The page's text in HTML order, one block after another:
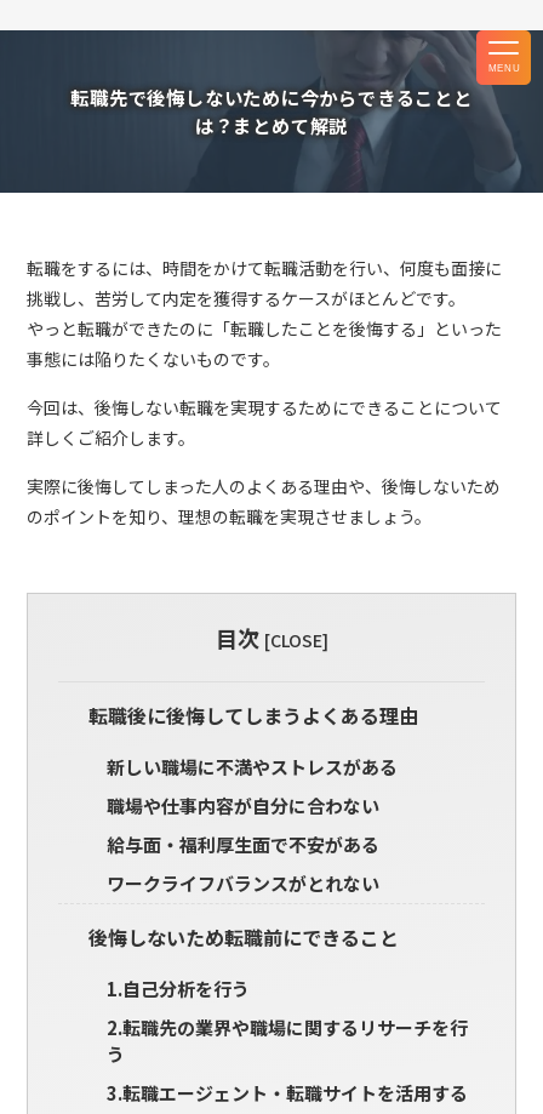
MENU
転職先で後悔しないために今からできることと
は？まとめて解説
転職をするには、時間をかけて転職活動を行い、何度も面接に
挑戦し、苦労して内定を獲得するケースがほとんどです。
やっと転職ができたのに「転職したことを後悔する」といった
事態には陥りたくないものです。
今回は、後悔しない転職を実現するためにできることについて
詳しくご紹介します。
実際に後悔してしまった人のよくある理由や、後悔しないため
のポイントを知り、理想の転職を実現させましょう。
目次 [CLOSE]
転職後に後悔してしまうよくある理由
新しい職場に不満やストレスがある
職場や仕事内容が自分に合わない
給与面・福利厚生面で不安がある
ワークライフバランスがとれない
後悔しないため転職前にできること
1.自己分析を行う
2.転職先の業界や職場に関するリサーチを行
う
3.転職エージェント・転職サイトを活用する